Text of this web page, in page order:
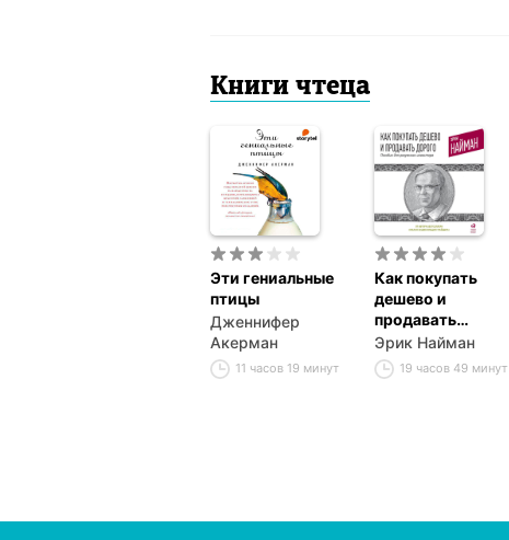
Книги чтеца
Эти гениальные
птицы
Дженнифер
Акерман
11 часов 19 минут
Как покупать
дешево и
продавать
дорого. Пособие
для разумного
инвестора
Эрик Найман
19 часов 49 минут